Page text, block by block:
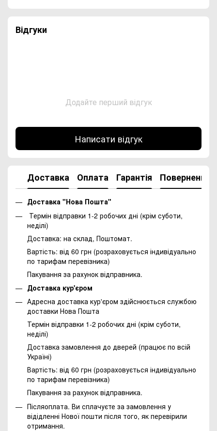
Відгуки
Додайте перший відгук
Написати відгук
Доставка Оплата Гарантія Повернення
Доставка "Нова Пошта"
Термін відправки 1-2 робочих дні (крім суботи,
неділі)
Доставка: на склад, Поштомат.
Вартість: від 60 грн (розраховується індивідуально
по тарифам перевізника)
Пакування за рахунок відправника.
Доставка кур'єром
Адресна доставка кур'єром здійснюється службою
доставки Нова Пошта
Термін відправки 1-2 робочих дні (крім суботи,
неділі)
Доставка замовлення до дверей (працює по всій
Україні)
Вартість: від 60 грн (розраховується індивідуально
по тарифам перевізника)
Пакування за рахунок відправника.
Післяоплата. Ви сплачуєте за замовлення у
відідленні Нової пошти після того, як перевірили
отримання.